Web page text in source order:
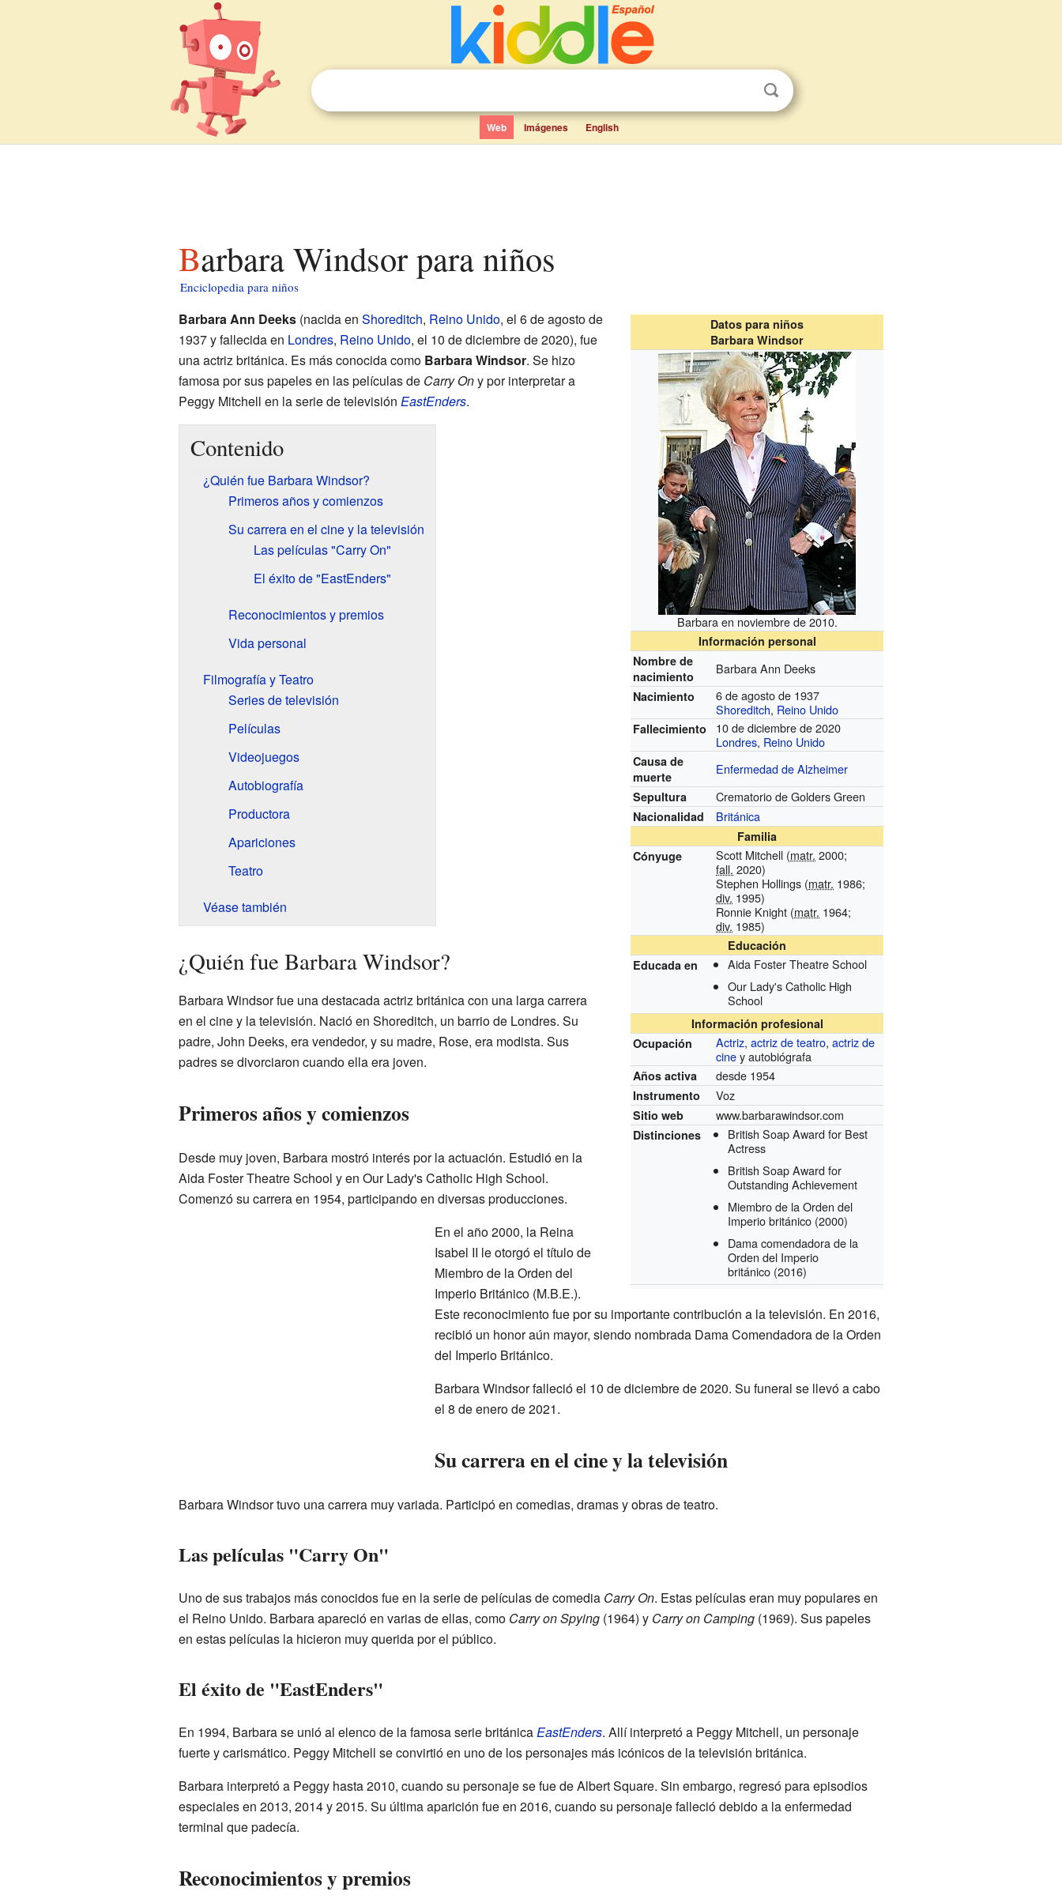
Web Imágenes English
Barbara Windsor para niños
Enciclopedia para niños
Datos para niños
Barbara Windsor
Barbara en noviembre de 2010.
Información personal
Nombre de
nacimiento
Barbara Ann Deeks
Nacimiento
6 de agosto de 1937
Shoreditch, Reino Unido
Fallecimiento
10 de diciembre de 2020
Londres, Reino Unido
Causa de
muerte
Enfermedad de Alzheimer
Sepultura Crematorio de Golders Green
Nacionalidad Británica
Familia
Cónyuge
Scott Mitchell (matr. 2000;
fall. 2020)
Stephen Hollings (matr. 1986;
div. 1995)
Ronnie Knight (matr. 1964;
div. 1985)
Educación
Educada en
Aida Foster Theatre School
Our Lady's Catholic High
School
Información profesional
Ocupación
Actriz,actriz de teatro,actriz de
ciney autobiógrafa
Años activa desde 1954
Instrumento Voz
Sitio web www.barbarawindsor.com
Distinciones
British Soap Award for Best
Actress
British Soap Award for
Outstanding Achievement
Miembro de la Orden del
Imperio británico (2000)
Dama comendadora de la
Orden del Imperio
británico (2016)
Barbara Ann Deeks(nacida en Shoreditch, Reino Unido, el 6 de agosto de
1937 y fallecida en Londres, Reino Unido, el 10 de diciembre de 2020), fue
una actriz británica. Es más conocida como Barbara Windsor. Se hizo
famosa por sus papeles en las películas de Carry Ony por interpretar a
Peggy Mitchell en la serie de televisión EastEnders.
Contenido
¿Quién fue Barbara Windsor?
Primeros años y comienzos
Su carrera en el cine y la televisión
Las películas "Carry On"
El éxito de "EastEnders"
Reconocimientos y premios
Vida personal
Filmografía y Teatro
Series de televisión
Películas
Videojuegos
Autobiografía
Productora
Apariciones
Teatro
Véase también
¿Quién fue Barbara Windsor?
Barbara Windsor fue una destacada actriz británica con una larga carrera
en el cine y la televisión. Nació en Shoreditch, un barrio de Londres. Su
padre, John Deeks, era vendedor, y su madre, Rose, era modista. Sus
padres se divorciaron cuando ella era joven.
Primeros años y comienzos
Desde muy joven, Barbara mostró interés por la actuación. Estudió en la
Aida Foster Theatre School y en Our Lady's Catholic High School.
Comenzó su carrera en 1954, participando en diversas producciones.
En el año 2000, la Reina
Isabel II le otorgó el título de
Miembro de la Orden del
Imperio Británico (M.B.E.).
Este reconocimiento fue por su importante contribución a la televisión. En 2016,
recibió un honor aún mayor, siendo nombrada Dama Comendadora de la Orden
del Imperio Británico.
Barbara Windsor falleció el 10 de diciembre de 2020. Su funeral se llevó a cabo
el 8 de enero de 2021.
Su carrera en el cine y la televisión
Barbara Windsor tuvo una carrera muy variada. Participó en comedias, dramas y obras de teatro.
Las películas "Carry On"
Uno de sus trabajos más conocidos fue en la serie de películas de comedia Carry On. Estas películas eran muy populares en
el Reino Unido. Barbara apareció en varias de ellas, como Carry on Spying(1964) y Carry on Camping(1969). Sus papeles
en estas películas la hicieron muy querida por el público.
El éxito de "EastEnders"
En 1994, Barbara se unió al elenco de la famosa serie británicaEastEnders. Allí interpretó a Peggy Mitchell, un personaje
fuerte y carismático. Peggy Mitchell se convirtió en uno de los personajes más icónicos de la televisión británica.
Barbara interpretó a Peggy hasta 2010, cuando su personaje se fue de Albert Square. Sin embargo, regresó para episodios
especiales en 2013, 2014 y 2015. Su última aparición fue en 2016, cuando su personaje falleció debido a la enfermedad
terminal que padecía.
Reconocimientos y premios